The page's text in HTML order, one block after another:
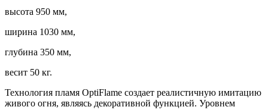
высота 950 мм,
ширина 1030 мм,
глубина 350 мм,
весит 50 кг.
Технология пламя OptiFlame создает реалистичную имитацию
живого огня, являясь декоративной функцией. Уровнем